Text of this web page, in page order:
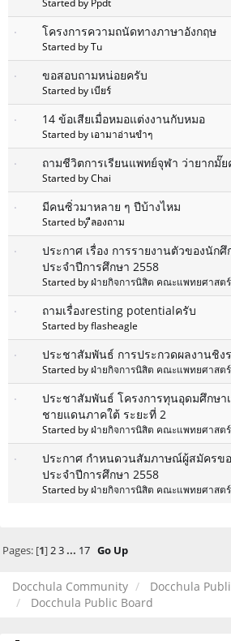
โครงการความถนัดทางภาษาอังกฤษ
Started by Tu
ขอสอบถามหน่อยครับ
Started by เบียร์
14 ข้อเสียเมื่อหมอแต่งงานกับหมอ
Started by เอามาอ่านขำๆ
ถามชีวิตการเรียนแพทย์จุฬา ว่ายากมั๊ย
Started by Chai
มีคนซิ่วมาหลาย ๆ ปีบ้างไหม
Started by ืลองถาม
ประกาศ เรื่อง การรายงานตัวของนัก
ประจำปีการศึกษา 2558
Started byฝ่ายกิจการนิสิต คณะแพทยศาสต
ถามเรื่องresting potentialครับ
Started by flasheagle
ประชาสัมพันธ์ การประกวดผลงานชิง
Started byฝ่ายกิจการนิสิต คณะแพทยศาสต
ประชาสัมพันธ์ โครงการทุนอุดมศึกษา
ชายแดนภาคใต้ ระยะที่ 2
Started byฝ่ายกิจการนิสิต คณะแพทยศาสต
ประกาศ กำหนดวนสัมภาษณ์ผู้สมัครข
ประจำปีการศึกษา 2558
Started byฝ่ายกิจการนิสิต คณะแพทยศาสต
Pages: [1]2 3 ... 17 Go Up
Docchula Community
Docchula
Docchula Public Board